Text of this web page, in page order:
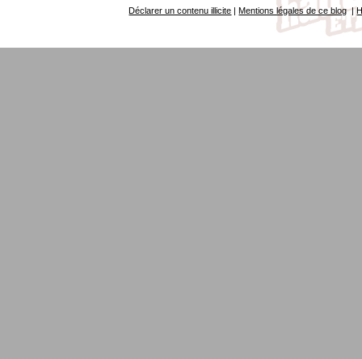
Déclarer un contenu illicite |Mentions légales de ce blog|